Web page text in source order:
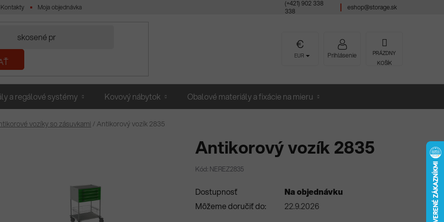
Kontakty Moja objednávka
(+421) 902 338
338
eshop@storage.sk
EUR Prihlásenie NÁKUPNÝ
KOŠÍK
PRÁZDNY
KOŠÍK
a regálové systémy Kovový nábytok Obalové materiály a fixácie na mieru
vozíky so zásuvkami/Antikorový vozík 2835
Antikorový vozík 2835
Kód: NEREZ2835
Dostupnosť
Na objednávku
Môžeme doručiť do:
22.9.2026